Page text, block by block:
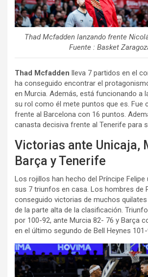
Thad Mcfadden lanzando frente
Fuente : Basket
Thad Mcfadden lleva 7 partidos en el
ha conseguido encontrar el
en Murcia. Además, está funcionando a
su rol como él mete puntos que es. Fue
frente al Barcelona con 16 puntos.
canasta decisiva frente al Tenerife para
Victorias ante Unicaja,
Barça y Tenerife
Los rojillos han hecho del Príncipe
sus 7 triunfos en casa. Los hombres de
conseguido victorias de muchos
de la parte alta de la clasificación.
por 100-92, ante Murcia 82- 76 y Barça
en el último segundo de Bell Heynes 101-